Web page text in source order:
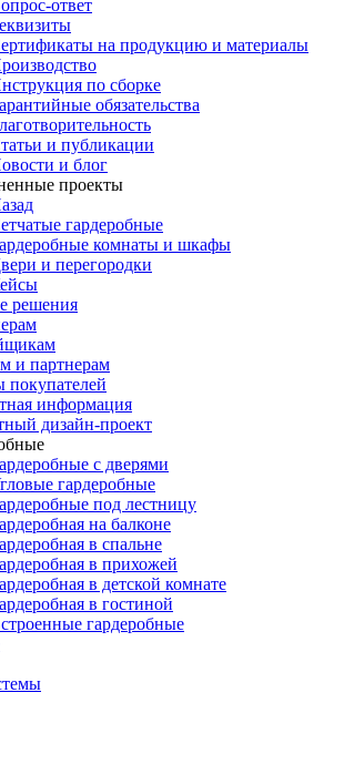
ответ
на продукцию и материалы
по сборке
обязательства
и публикации
и блог
проекты
гардеробные
комнаты и шкафы
и перегородки
решения
и партнерам
покупателей
информация
дизайн-проект
с дверями
гардеробные
под лестницу
на балконе
в спальне
в прихожей
в детской комнате
в гостиной
гардеробные